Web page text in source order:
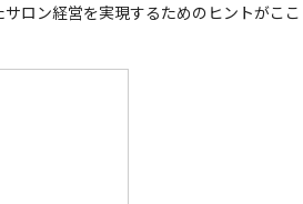
ロン経営を実現するためのヒントがここ